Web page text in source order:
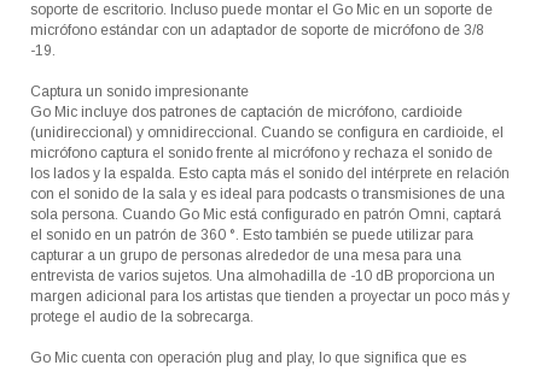
soporte de escritorio. Incluso puede montar el Go Mic en un soporte de
micrófono estándar con un adaptador de soporte de micrófono de 3/8
-19.
Captura un sonido impresionante
Go Mic incluye dos patrones de captación de micrófono, cardioide
(unidireccional) y omnidireccional. Cuando se configura en cardioide, el
micrófono captura el sonido frente al micrófono y rechaza el sonido de
los lados y la espalda. Esto capta más el sonido del intérprete en relación
con el sonido de la sala y es ideal para podcasts o transmisiones de una
sola persona. Cuando Go Mic está configurado en patrón Omni, captará
el sonido en un patrón de 360 °. Esto también se puede utilizar para
capturar a un grupo de personas alrededor de una mesa para una
entrevista de varios sujetos. Una almohadilla de -10 dB proporciona un
margen adicional para los artistas que tienden a proyectar un poco más y
protege el audio de la sobrecarga.
Go Mic cuenta con operación plug and play, lo que significa que es